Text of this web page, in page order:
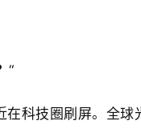
“
在科技圈刷屏。全球